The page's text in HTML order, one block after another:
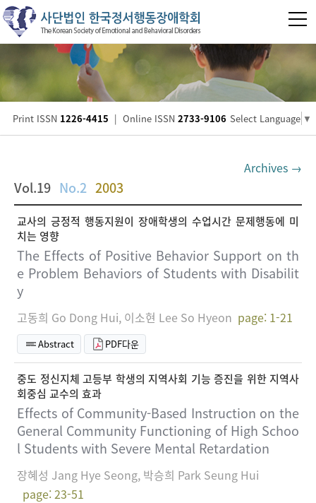
Print ISSN 1226-4415 | Online ISSN 2733-9106 Select Language ▼
Archives →
Vol.19 No.2 2003
교사의 긍정적 행동지원이 장애학생의 수업시간 문제행동에 미
치는 영향
The Effects of Positive Behavior Support on th
e Problem Behaviors of Students with Disabilit
y
고동희 Go Dong Hui, 이소현 Lee So Hyeon page: 1-21
Abstract PDF다운
중도 정신지체 고등부 학생의 지역사회 기능 증진을 위한 지역사
회중심 교수의 효과
Effects of Community-Based Instruction on the
General Community Functioning of High Schoo
l Students with Severe Mental Retardation
장혜성 Jang Hye Seong, 박승희 Park Seung Hui
page: 23-51